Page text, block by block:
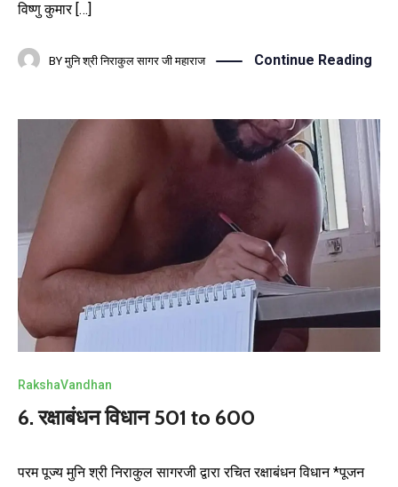
विष्णु कुमार […]
BY मुनि श्री निराकुल सागर जी महाराज Continue Reading
RakshaVandhan
6. रक्षाबंधन विधान 501 to 600
परम पूज्य मुनि श्री निराकुल सागरजी द्वारा रचित रक्षाबंधन विधान *पूजन